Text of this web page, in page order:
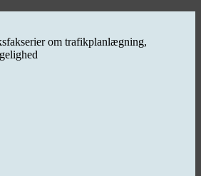
om trafikplanlægning,